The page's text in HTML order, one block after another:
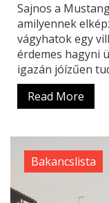
Sajnos a
amilyennek
vágyhatok egy
érdemes hagyni
igazán jóízűen
Read More
Bakancslista